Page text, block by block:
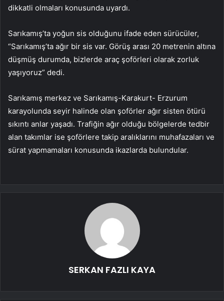
dikkatli olmaları konusunda uyardı.
Sarıkamış’ta yoğun sis olduğunu ifade eden sürücüler,
“Sarıkamış’ta ağır bir sis var. Görüş arası 20 metrenin altına
düşmüş durumda, bizlerde araç şoförleri olarak zorluk
yaşıyoruz” dedi.
Sarıkamış merkez ve Sarıkamış-Karakurt- Erzurum
karayolunda seyir halinde olan şoförler ağır sisten ötürü
sıkıntı anlar yaşadı. Trafiğin ağır olduğu bölgelerde tedbir
alan takımlar ise şoförlere takip aralıklarını muhafazaları ve
sürat yapmamaları konusunda ikazlarda bulundular.
SERKAN FAZLI KAYA